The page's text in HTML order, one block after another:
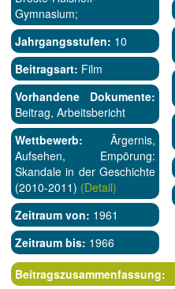
Gymnasium;
Jahrgangsstufen: 10
Beitragsart: Film
Vorhandene Dokumente:
Beitrag, Arbeitsbericht
Wettbewerb: Ärgernis,
Aufsehen, Empörung:
Skandale in der Geschichte
(2010-2011) (Detail)
Zeitraum von: 1961
Zeitraum bis: 1966
Beitragszusammenfassung: